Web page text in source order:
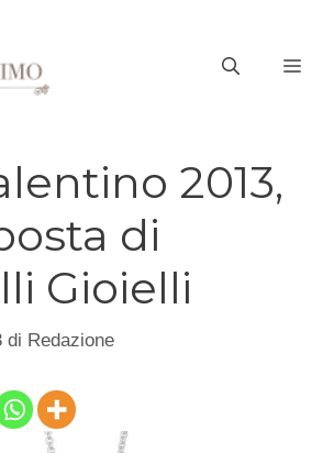
2013,
di
Gioielli
di Redazione